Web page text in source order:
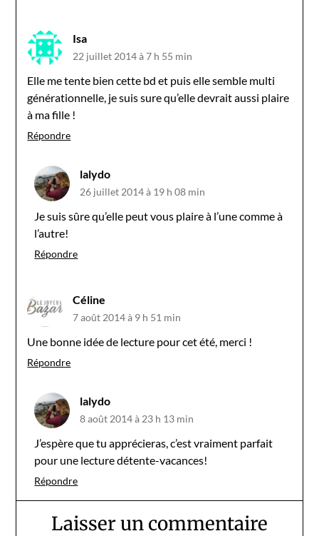
Isa
22 juillet 2014 à 7 h 55 min
Elle me tente bien cette bd et puis elle semble multi
générationnelle, je suis sure qu’elle devrait aussi plaire
à ma fille !
Répondre
lalydo
26 juillet 2014 à 19 h 08 min
Je suis sûre qu’elle peut vous plaire à l’une comme à
l’autre!
Répondre
Céline
7 août 2014 à 9 h 51 min
Une bonne idée de lecture pour cet été, merci !
Répondre
lalydo
8 août 2014 à 23 h 13 min
J’espère que tu apprécieras, c’est vraiment parfait
pour une lecture détente-vacances!
Répondre
Laisser un commentaire